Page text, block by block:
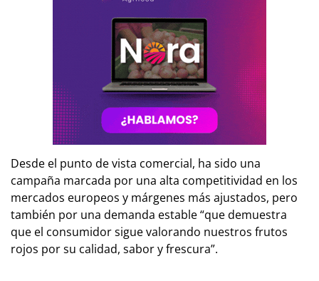
Desde el punto de vista comercial, ha sido una
campaña marcada por una alta competitividad en los
mercados europeos y márgenes más ajustados, pero
también por una demanda estable “que demuestra
que el consumidor sigue valorando nuestros frutos
rojos por su calidad, sabor y frescura”.